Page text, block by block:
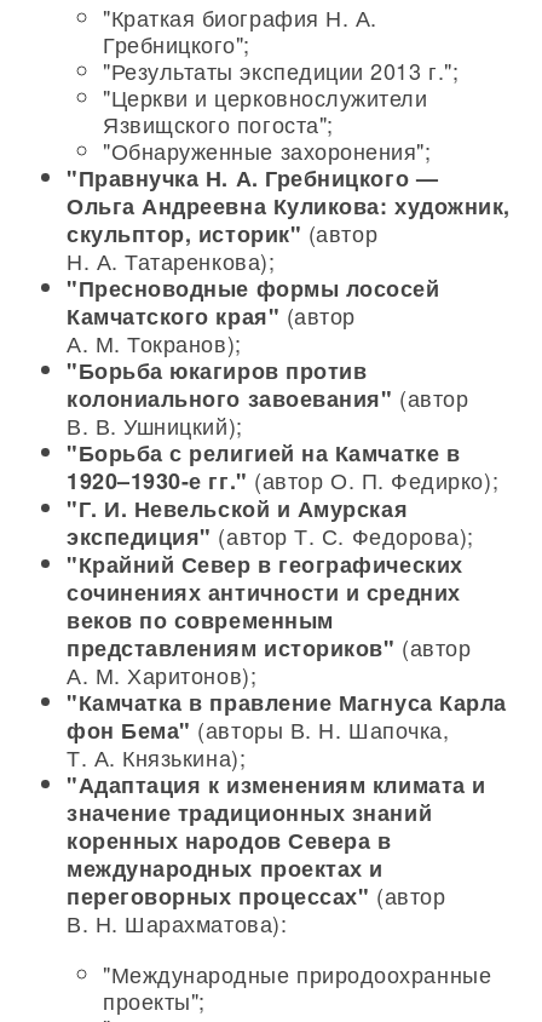
"Краткая биография Н. А.
Гребницкого";
"Результаты экспедиции 2013 г.";
"Церкви и церковнослужители
Язвищского погоста";
"Обнаруженные захоронения";
"Правнучка Н. А. Гребницкого —
Ольга Андреевна Куликова: художник,
скульптор, историк" (автор
Н. А. Татаренкова);
"Пресноводные формы лососей
Камчатского края" (автор
А. М. Токранов);
"Борьба юкагиров против
колониального завоевания" (автор
В. В. Ушницкий);
"Борьба с религией на Камчатке в
1920–1930-е гг." (автор О. П. Федирко);
"Г. И. Невельской и Амурская
экспедиция" (автор Т. С. Федорова);
"Крайний Север в географических
сочинениях античности и средних
веков по современным
представлениям историков" (автор
А. М. Харитонов);
"Камчатка в правление Магнуса Карла
фон Бема" (авторы В. Н. Шапочка,
Т. А. Князькина);
"Адаптация к изменениям климата и
значение традиционных знаний
коренных народов Севера в
международных проектах и
переговорных процессах" (автор
В. Н. Шарахматова):
"Международные природоохранные
проекты";